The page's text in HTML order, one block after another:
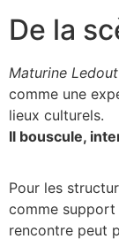
De la
Maturine Ledout
comme une
lieux culturels.
Il bouscule,
Pour les
comme support
rencontre peut